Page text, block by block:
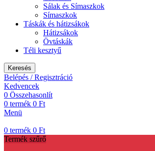
Sálak és Símaszkok
Símaszkok
Táskák és hátizsákok
Hátizsákok
Övtáskák
Téli kesztyű
Keresés
Belépés / Regisztráció
Kedvencek
0 Összehasonlít
0 termék 0 Ft
Menü
0 termék 0 Ft
Termék szűrő